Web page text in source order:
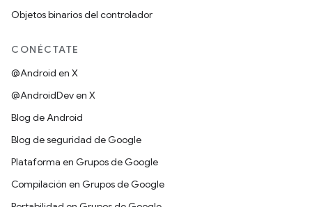
Objetos binarios del controlador
CONÉCTATE
@Android en X
@AndroidDev en X
Blog de Android
Blog de seguridad de Google
Plataforma en Grupos de Google
Compilación en Grupos de Google